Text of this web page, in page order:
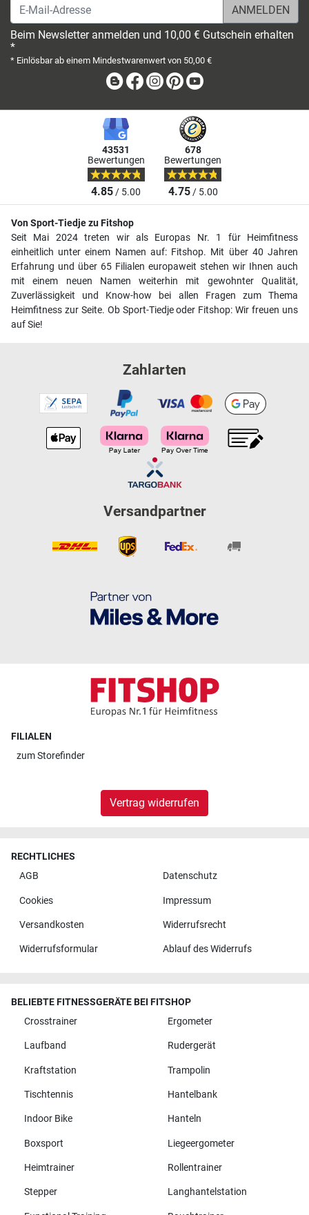
E-Mail-Adresse
Beim Newsletter anmelden und 10,00 € Gutschein erhalten
*
* Einlösbar ab einem Mindestwarenwert von 50,00 €
BlogFacebook
Instagram
Pinterest
43531
Bewertungen
4.85/ 5.00
678
Bewertungen
4.75/ 5.00
Von Sport-Tiedje zu Fitshop
Seit Mai 2024 treten wir als Europas Nr. 1 für Heimfitness
einheitlich unter einem Namen auf: Fitshop. Mit über 40 Jahren
Erfahrung und über 65 Filialen europaweit stehen wir Ihnen auch
mit einem neuen Namen weiterhin mit gewohnter Qualität,
Zuverlässigkeit und Know-how bei allen Fragen zum Thema
Heimfitness zur Seite. Ob Sport-Tiedje oder Fitshop: Wir freuen uns
auf Sie!
Zahlarten
Versandpartner
FILIALEN
zumStorefinder
Vertrag widerrufen
RECHTLICHES
AGB
Datenschutz
Cookies Impressum
Versandkosten Widerrufsrecht
Widerrufsformular Ablauf des Widerrufs
BELIEBTE FITNESSGERÄTE BEI FITSHOP
Crosstrainer
Ergometer
Laufband Rudergerät
Kraftstation Trampolin
Tischtennis Hantelbank
Indoor Bike Hanteln
Boxsport Liegeergometer
Heimtrainer Rollentrainer
Stepper Langhantelstation